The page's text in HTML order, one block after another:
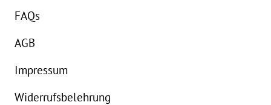
FAQs
AGB
Impressum
Widerrufsbelehrung